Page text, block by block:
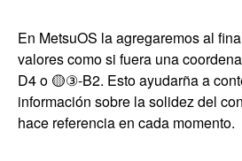
En MetsuOS la agregaremos al
valores como si fuera una
D4 o 🟡③-B2. Esto ayudarña a
información sobre la solidez del
hace referencia en cada momento.